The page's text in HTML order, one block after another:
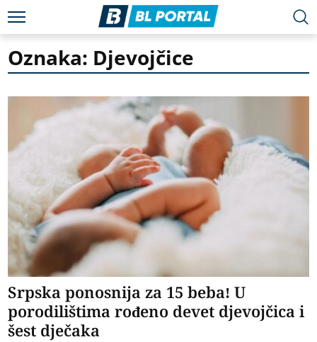
Oznaka: Djevojčice
Srpska ponosnija za 15 beba! U
porodilištima rođeno devet djevojčica i
šest dječaka